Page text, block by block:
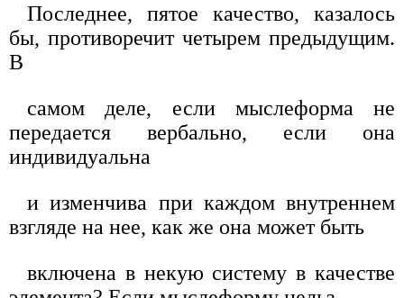
Последнее, пятое качество, казалось
бы, противоречит четырем предыдущим.
В
самом деле, если мыслеформа не
передается вербально, если она
индивидуальна
и изменчива при каждом внутреннем
взгляде на нее, как же она может быть
включена в некую систему в качестве